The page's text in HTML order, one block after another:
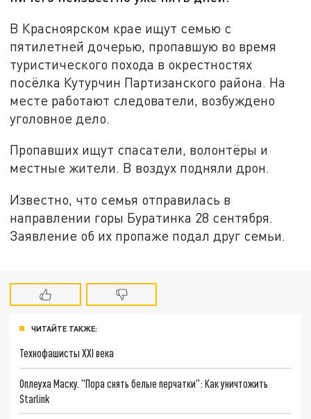
В Красноярском крае ищут семью с
пятилетней дочерью, пропавшую во время
туристического похода в окрестностях
посёлка Кутурчин Партизанского района. На
месте работают следователи, возбуждено
уголовное дело.
Пропавших ищут спасатели, волонтёры и
местные жители. В воздух подняли дрон.
Известно, что семья отправилась в
направлении горы Буратинка 28 сентября.
Заявление об их пропаже подал друг семьи.
ЧИТАЙТЕ ТАКЖЕ:
Технофашисты XXI века
Оплеуха Маску. "Пора снять белые перчатки": Как уничтожить
Starlink